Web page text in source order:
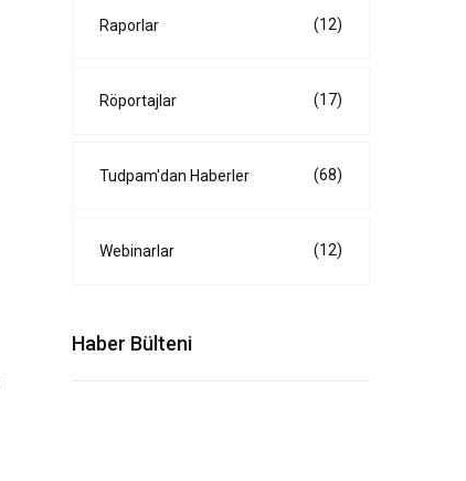
Raporlar (12)
Röportajlar (17)
Tudpam'dan Haberler (68)
Webinarlar (12)
Haber Bülteni